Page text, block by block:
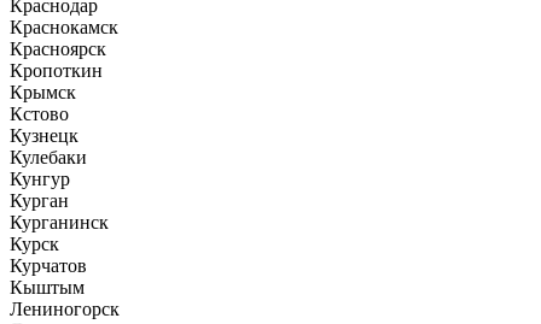
Краснодар
Краснокамск
Красноярск
Кропоткин
Крымск
Кстово
Кузнецк
Кулебаки
Кунгур
Курган
Курганинск
Курск
Курчатов
Кыштым
Лениногорск